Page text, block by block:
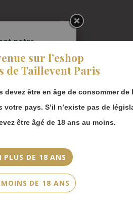
sur l’eshop
de Taillevent Paris
être en âge de consommer de
pays. S’il n’existe pas de
être âgé de 18 ans au moins.
PLUS DE 18 ANS
DE 18 ANS
notre
estivale,
à passer
bien
en compte :
du 31 août.
and-
(cave
Saint-